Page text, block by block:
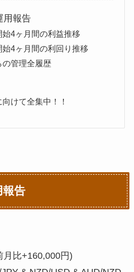
用報告
始4ヶ月間の利益推移
始4ヶ月間の利回り推移
の管理全履歴
けて全集中！！
報告
月比+160,000円)